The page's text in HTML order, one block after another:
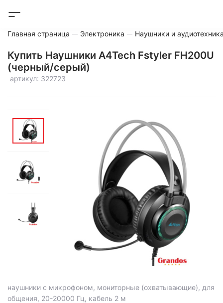
Главная страница Электроника Наушники и
Купить Наушники A4Tech Fstyler FH200U
(черный/серый)
артикул: 322723
наушники с микрофоном, мониторные (охватывающие), для
общения, 20-20000 Гц, кабель 2 м